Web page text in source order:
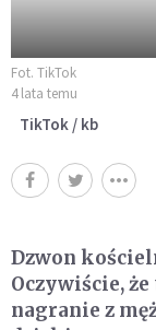
Fot. TikTok
4 lata temu
TikTok / kb
Dzwon
Oczywiście,
nagranie z